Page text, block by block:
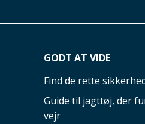
GODT AT VIDE
Find de rette
Guide til jagttøj, der
vejr